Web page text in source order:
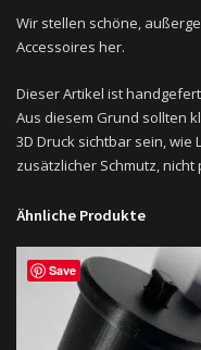
Wir stellen schöne,
Accessoires her.
Dieser Artikel ist
Aus diesem Grund sollten
3D Druck sichtbar sein, wie
zusätzlicher Schmutz,
Ähnliche Produkte
Save